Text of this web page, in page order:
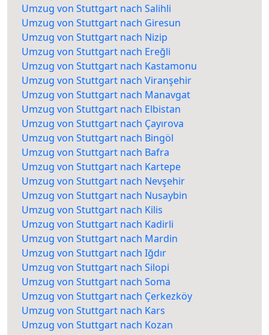
Umzug von Stuttgart nach Salihli
Umzug von Stuttgart nach Giresun
Umzug von Stuttgart nach Nizip
Umzug von Stuttgart nach Ereğli
Umzug von Stuttgart nach Kastamonu
Umzug von Stuttgart nach Viranşehir
Umzug von Stuttgart nach Manavgat
Umzug von Stuttgart nach Elbistan
Umzug von Stuttgart nach Çayırova
Umzug von Stuttgart nach Bingöl
Umzug von Stuttgart nach Bafra
Umzug von Stuttgart nach Kartepe
Umzug von Stuttgart nach Nevşehir
Umzug von Stuttgart nach Nusaybin
Umzug von Stuttgart nach Kilis
Umzug von Stuttgart nach Kadirli
Umzug von Stuttgart nach Mardin
Umzug von Stuttgart nach Iğdır
Umzug von Stuttgart nach Silopi
Umzug von Stuttgart nach Soma
Umzug von Stuttgart nach Çerkezköy
Umzug von Stuttgart nach Kars
Umzug von Stuttgart nach Kozan